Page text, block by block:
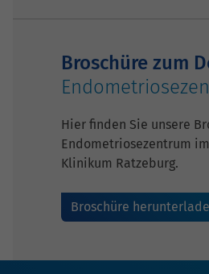
Broschüre zum
Hier finden Sie unsere
Endometriosezentrum im
Klinikum Ratzeburg.
Broschüre